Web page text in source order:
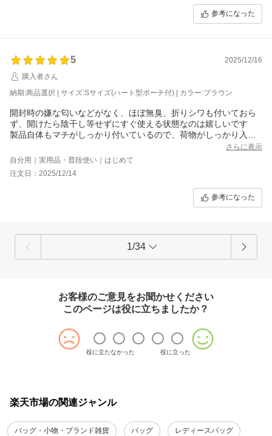
参考になった
5
2025/12/16
購入者さん
納期:商品選択 | サイズ:Sサイズ(ハート型ポーチ付) | カラー:ブラウン
開封時の嫌な匂いなどがなく、ほぼ無臭、折りシワも付いておら
ず、開けたら陰干し等せずにすぐ使える状態なのは嬉しいです
製品自体もマチがしっかり付いているので、荷物がしっかり入り
コートを着ていても肩に掛けられるくらい余裕があります
Sサイズについているハートポーチも手のひらサイズくらいあり、
リップや目薬など小さいものを入れるのにちょうど良さそうです
さらに表示
自分用｜実用品・普段使い｜はじめて
注文日：2025/12/14
参考になった
1/34
お客様のご意見をお聞かせください
このページは役に立ちましたか？
役に立たなかった 役に立った
楽天市場の関連ジャンル
バッグ・小物・ブランド雑貨 バッグ レディースバッグ